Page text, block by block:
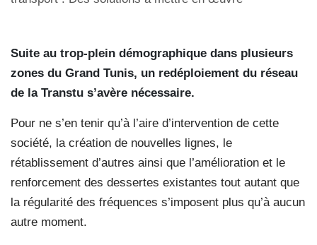
Suite au trop-plein démographique dans plusieurs
zones du Grand Tunis, un redéploiement du réseau
de la Transtu s’avère nécessaire.
Pour ne s’en tenir qu’à l’aire d’intervention de cette
société, la création de nouvelles lignes, le
rétablissement d’autres ainsi que l’amélioration et le
renforcement des dessertes existantes tout autant que
la régularité des fréquences s’imposent plus qu’à aucun
autre moment.